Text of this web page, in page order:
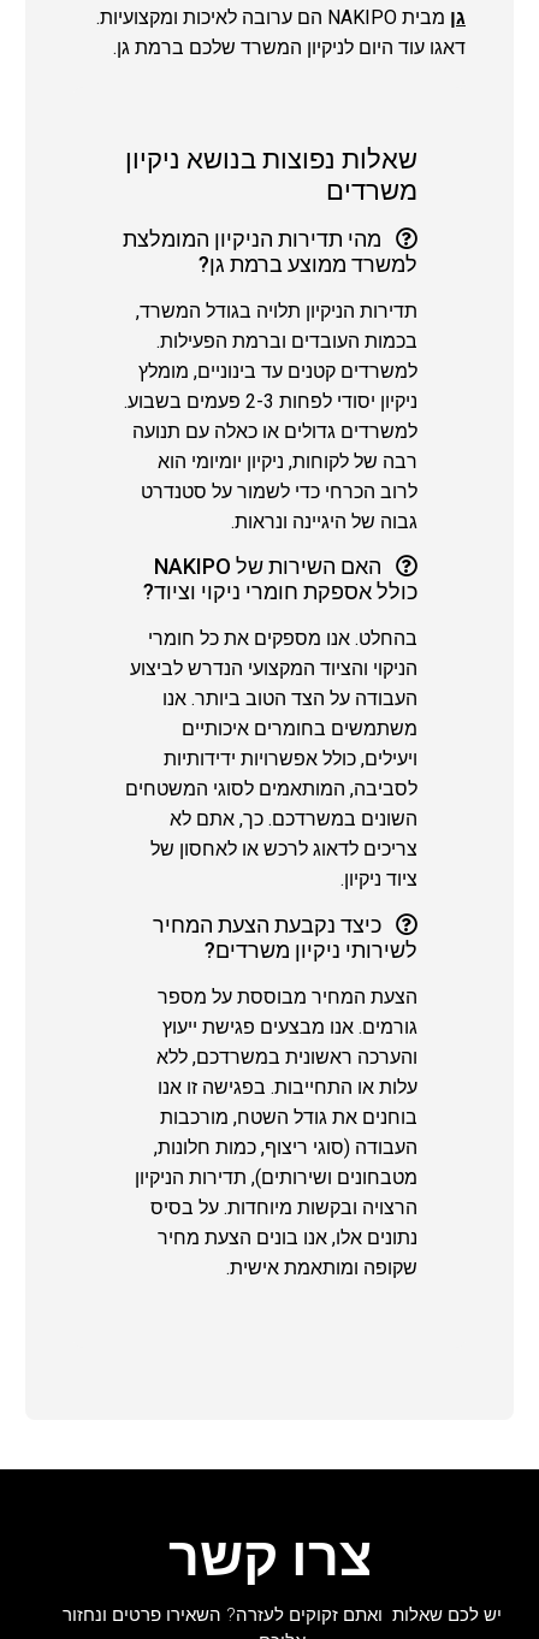
גן
מבית NAKIPO הם ערובה לאיכות ומקצועיות.
דאגו עוד היום לניקיון המשרד שלכם ברמת גן.
שאלות נפוצות בנושא ניקיון
משרדים
מהי תדירות הניקיון המומלצת
למשרד ממוצע ברמת גן?
תדירות הניקיון תלויה בגודל המשרד,
בכמות העובדים וברמת הפעילות.
למשרדים קטנים עד בינוניים, מומלץ
ניקיון יסודי לפחות 2-3 פעמים בשבוע.
למשרדים גדולים או כאלה עם תנועה
רבה של לקוחות, ניקיון יומיומי הוא
לרוב הכרחי כדי לשמור על סטנדרט
גבוה של היגיינה ונראות.
האם השירות של NAKIPO
כולל אספקת חומרי ניקוי וציוד?
בהחלט. אנו מספקים את כל חומרי
הניקוי והציוד המקצועי הנדרש לביצוע
העבודה על הצד הטוב ביותר. אנו
משתמשים בחומרים איכותיים
ויעילים, כולל אפשרויות ידידותיות
לסביבה, המותאמים לסוגי המשטחים
השונים במשרדכם. כך, אתם לא
צריכים לדאוג לרכש או לאחסון של
ציוד ניקיון.
כיצד נקבעת הצעת המחיר
לשירותי ניקיון משרדים?
הצעת המחיר מבוססת על מספר
גורמים. אנו מבצעים פגישת ייעוץ
והערכה ראשונית במשרדכם, ללא
עלות או התחייבות. בפגישה זו אנו
בוחנים את גודל השטח, מורכבות
העבודה (סוגי ריצוף, כמות חלונות,
מטבחונים ושירותים), תדירות הניקיון
הרצויה ובקשות מיוחדות. על בסיס
נתונים אלו, אנו בונים הצעת מחיר
שקופה ומותאמת אישית.
צרו קשר
יש לכם שאלות ואתם זקוקים לעזרה? השאירו פרטים ונחזור